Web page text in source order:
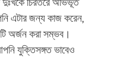
চিরতরে অভিভূত
এটার জন্য কাজ করেন,
অর্জন করা সম্ভব।
যুক্তিসঙ্গত ভাবেও